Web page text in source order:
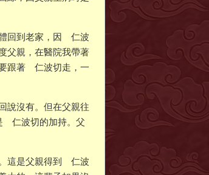
回到老家，因 仁波
父親，在醫院我帶著
跟著 仁波切走，一
說沒有。但在父親往
仁波切的加持。父
這是父親得到 仁波